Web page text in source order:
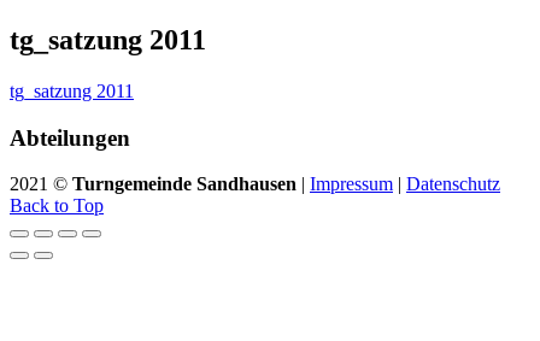
tg_satzung 2011
tg_satzung 2011
Abteilungen
2021 © Turngemeinde Sandhausen | Impressum | Datenschutz
Back to Top